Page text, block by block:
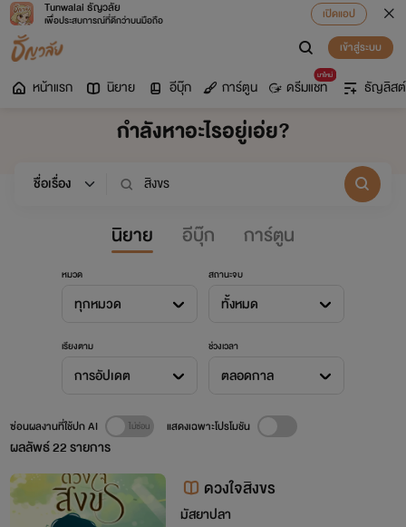
Tunwalai ธัญวลัย
เพื่อประสบการณ์ที่ดีกว่าบนมือถือ
เปิดแอป
เข้าสู่ระบบ
หน้าแรก นิยาย อีบุ๊ก การ์ตูน
มาใหม่
ดรีมแชท ธัญลิสต์
กำลังหาอะไรอยู่เอ่ย?
นิยาย อีบุ๊ก การ์ตูน
หมวด
ทุกหมวด
สถานะจบ
ทั้งหมด
เรียงตาม
การอัปเดต
ช่วงเวลา
ตลอดกาล
ผลลัพธ์22รายการ
ซ่อนผลงานที่ใช้ปก AI แสดงเฉพาะโปรโมชัน
ดวงใจสิงขร
มัสยาปลา